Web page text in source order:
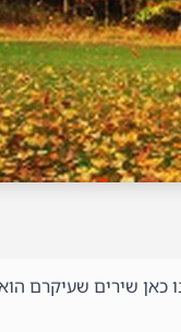
כאן שירים שעיקרם